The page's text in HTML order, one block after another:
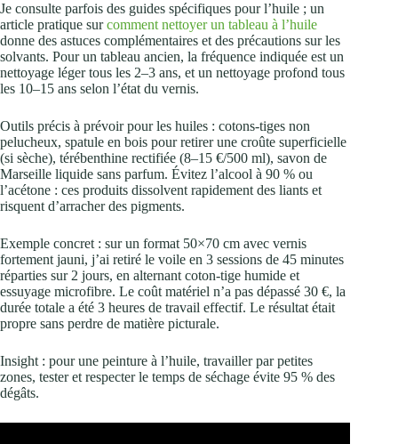
Je consulte parfois des guides spécifiques pour l’huile ; un
article pratique surcomment nettoyer un tableau à l’huile
donne des astuces complémentaires et des précautions sur les
solvants. Pour un tableau ancien, la fréquence indiquée est un
nettoyage léger tous les 2–3 ans, et un nettoyage profond tous
les 10–15 ans selon l’état du vernis.
Outils précis à prévoir pour les huiles : cotons‑tiges non
pelucheux, spatule en bois pour retirer une croûte superficielle
(si sèche), térébenthine rectifiée (8–15 €/500 ml), savon de
Marseille liquide sans parfum. Évitez l’alcool à 90 % ou
l’acétone : ces produits dissolvent rapidement des liants et
risquent d’arracher des pigments.
Exemple concret : sur un format 50×70 cm avec vernis
fortement jauni, j’ai retiré le voile en 3 sessions de 45 minutes
réparties sur 2 jours, en alternant coton‑tige humide et
essuyage microfibre. Le coût matériel n’a pas dépassé 30 €, la
durée totale a été 3 heures de travail effectif. Le résultat était
propre sans perdre de matière picturale.
Insight : pour une peinture à l’huile, travailler par petites
zones, tester et respecter le temps de séchage évite 95 % des
dégâts.